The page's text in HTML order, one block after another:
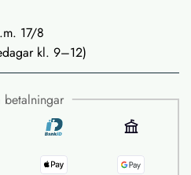
17/8
kl. 9–12)
betalningar